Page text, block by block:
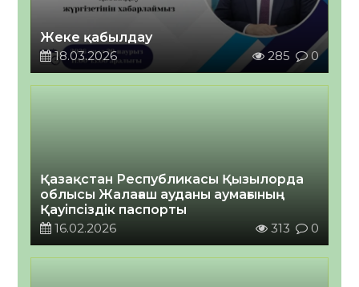
Жеке қабылдау
18.03.2026
285 0
Қазақстан Республикасы Қызылорда
облысы Жалағаш ауданы аумағының
Қауіпсіздік паспорты
16.02.2026
313 0